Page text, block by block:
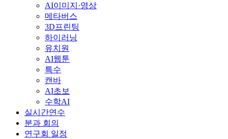
AI이미지·영상
메타버스
3D프린팅
하이러닝
유치원
AI웹툰
특수
캔바
AI초보
수학AI
실시간연수
분과 회의
연구회 일정